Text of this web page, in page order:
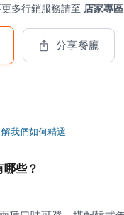
多行銷服務請至 店家專區
分享餐廳
解我們如何精選
哪些？